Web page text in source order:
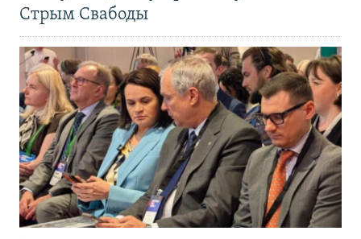
Стрым Свабоды